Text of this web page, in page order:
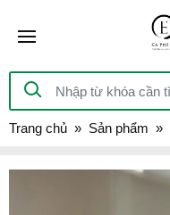
Trang chủ Sản phẩm